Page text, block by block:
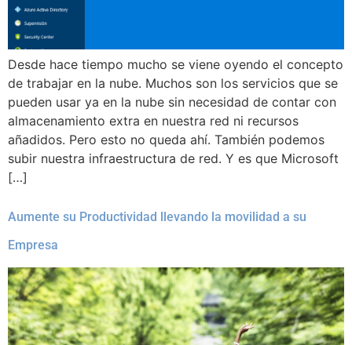
Desde hace tiempo mucho se viene oyendo el concepto
de trabajar en la nube. Muchos son los servicios que se
pueden usar ya en la nube sin necesidad de contar con
almacenamiento extra en nuestra red ni recursos
añadidos. Pero esto no queda ahí. También podemos
subir nuestra infraestructura de red. Y es que Microsoft
[…]
Aumente su Productividad llevando la movilidad a su
Empresa